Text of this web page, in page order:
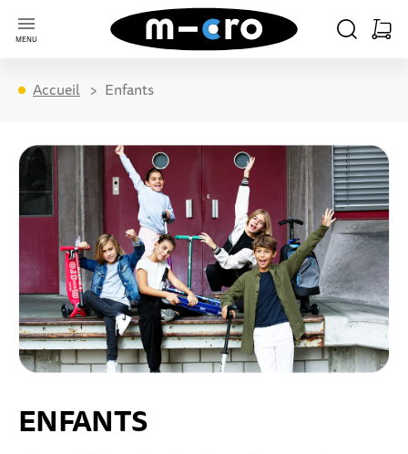
MENU
Aller à la page d'accueil
CHERCHER
Accueil Enfants
ENFANTS